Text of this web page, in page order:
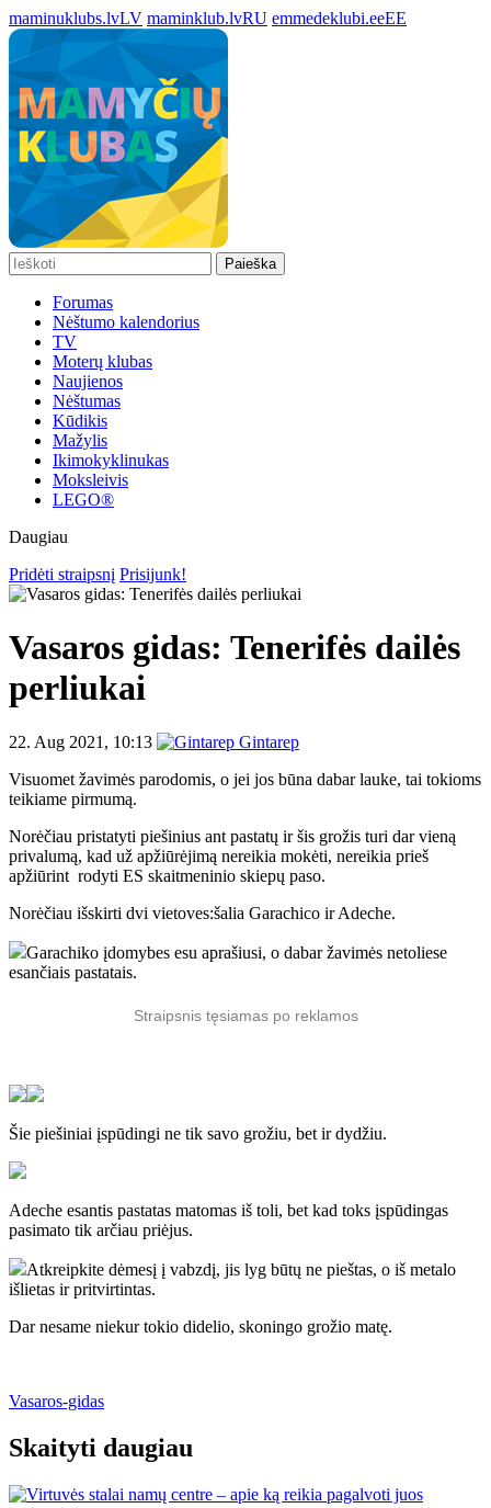
maminuklubs.lvLV maminklub.lvRU emmedeklubi.eeEE
Paieška
Forumas
Nėštumo kalendorius
TV
Moterų klubas
Naujienos
Nėštumas
Kūdikis
Mažylis
Ikimokyklinukas
Moksleivis
LEGO®
Daugiau
Pridėti straipsnį Prisijunk!
Vasaros gidas: Tenerifės dailės
perliukai
22. Aug 2021, 10:13
Gintarep
Visuomet žavimės parodomis, o jei jos būna dabar lauke, tai tokioms
teikiame pirmumą.
Norėčiau pristatyti piešinius ant pastatų ir šis grožis turi dar vieną
privalumą, kad už apžiūrėjimą nereikia mokėti, nereikia prieš
apžiūrint rodyti ES skaitmeninio skiepų paso.
Norėčiau išskirti dvi vietoves:šalia Garachico ir Adeche.
Garachiko įdomybes esu aprašiusi, o dabar žavimės netoliese
esančiais pastatais.
Straipsnis tęsiamas po reklamos
Šie piešiniai įspūdingi ne tik savo grožiu, bet ir dydžiu.
Adeche esantis pastatas matomas iš toli, bet kad toks įspūdingas
pasimato tik arčiau priėjus.
Atkreipkite dėmesį į vabzdį, jis lyg būtų ne pieštas, o iš metalo
išlietas ir pritvirtintas.
Dar nesame niekur tokio didelio, skoningo grožio matę.
Vasaros-gidas
Skaityti daugiau